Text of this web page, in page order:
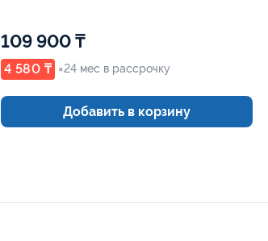
109 900 ₸
4 580 ₸ ×24 мес в рассрочку
Добавить в корзину